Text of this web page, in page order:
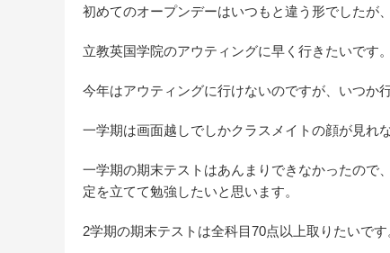
初めてのオープンデーはいつもと違う形でしたが
立教英国学院のアウティングに早く行きたいです。
今年はアウティングに行けないのですが、いつか
一学期は画面越しでしかクラスメイトの顔が見れ
一学期の期末テストはあんまりできなかったので
定を立てて勉強したいと思います。
2学期の期末テストは全科目70点以上取りたいです